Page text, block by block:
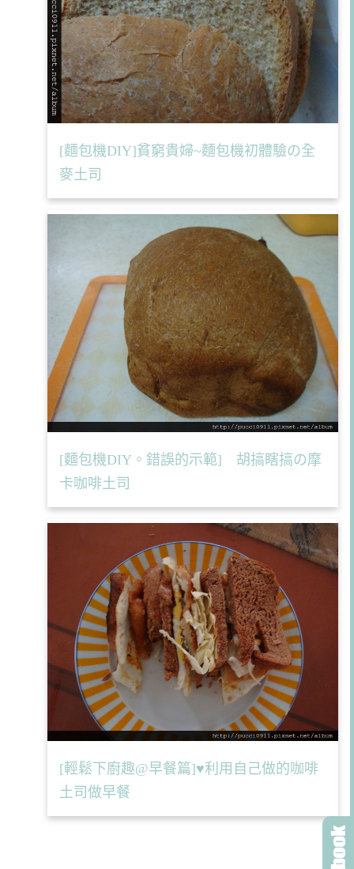
[麵包機DIY]貧窮貴婦~麵包機初體驗の全
麥土司
[麵包機DIY。錯誤的示範] 胡搞瞎搞の摩
卡咖啡土司
[輕鬆下廚趣@早餐篇]♥利用自己做的咖啡
土司做早餐